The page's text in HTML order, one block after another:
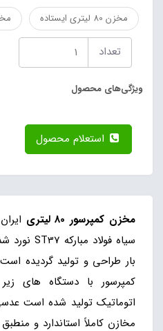
مخزن 80 لیتری ایستاده
مخزن 80
تعداد
ویژگی‌های محصول
مخزن کمپرسور 80 لیتری
بار طراحی و تولید گردیده
کمپرسور با دستگاه های
اتوماتیک تولید شده است
مخازن کاملاً استاندارد و